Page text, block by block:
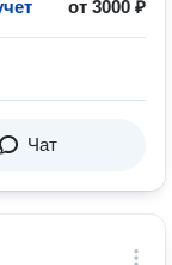
от 3000 ₽
Чат